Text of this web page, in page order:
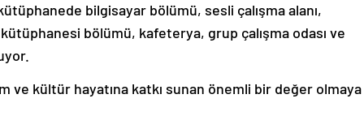
bilgisayar bölümü, sesli çalışma alanı,
bölümü, kafeterya, grup çalışma odası ve
ve kültür hayatına katkı sunan önemli bir değer olmaya